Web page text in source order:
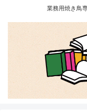
業務用焼き鳥